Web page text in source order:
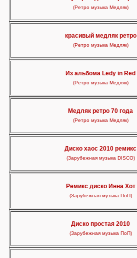
(Ретро музыка Медляк)
красивый медляк ретро
(Ретро музыка Медляк)
Из альбома Ledy in Red
(Ретро музыка Медляк)
Медляк ретро 70 года
(Ретро музыка Медляк)
Диско хаос 2010 ремикс
(Зарубежная музыка DISCO)
Ремикс диско Инна Хот
(Зарубежная музыка ПоП)
Диско простая 2010
(Зарубежная музыка ПоП)